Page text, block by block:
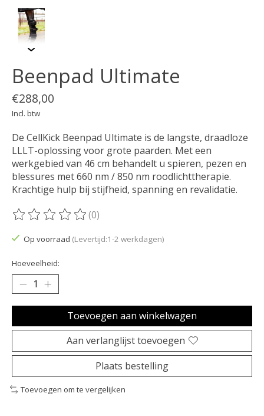
Beenpad Ultimate
€288,00
Incl. btw
De CellKick Beenpad Ultimate is de langste, draadloze
LLLT-oplossing voor grote paarden. Met een
werkgebied van 46 cm behandelt u spieren, pezen en
blessures met 660 nm / 850 nm roodlichttherapie.
Krachtige hulp bij stijfheid, spanning en revalidatie.
De beoordeling van dit product is
(0)
Op voorraad (Levertijd:1-2 werkdagen)
Hoeveelheid:
Toevoegen aan winkelwagen
Aan verlanglijst toevoegen
Plaats bestelling
Toevoegen om te vergelijken